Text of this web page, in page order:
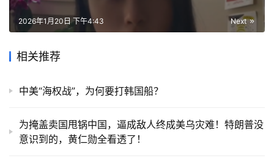
Next
2026年1月20日 下午4:43
相关推荐
中美“海权战”，为何要打韩国船？
为掩盖卖国甩锅中国，逼成敌人终成美乌灾难！特朗普没
意识到的，黄仁勋全看透了！